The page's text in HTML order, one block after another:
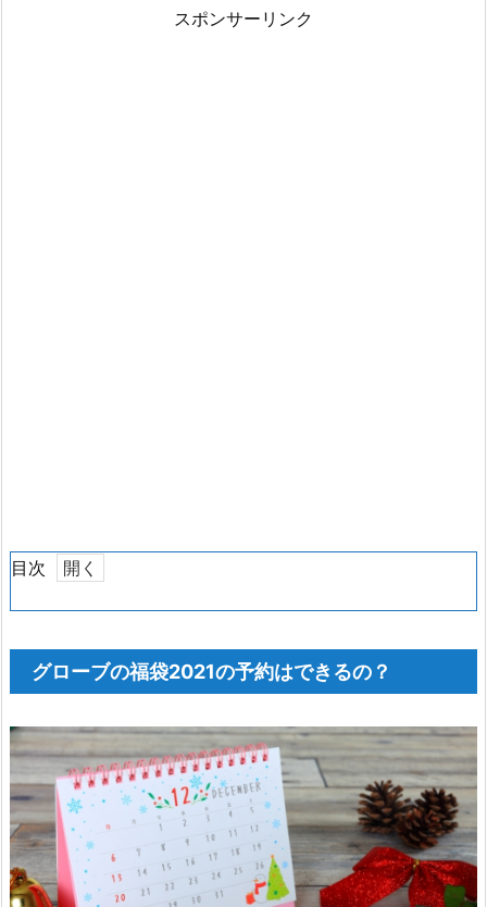
スポンサーリンク
目次
ロ
ー
の
福
袋
0
1
グローブの福袋2021の予約はできるの？